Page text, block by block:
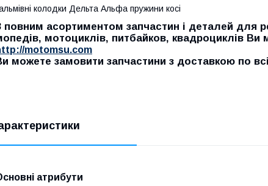
колодки Дельта Альфа пружини косі
повним асортиментом запчастин і деталей для
мотоциклів, питбайков, квадроциклів
motomsu.com
можете замовити запчастини з доставкою по
атрибути